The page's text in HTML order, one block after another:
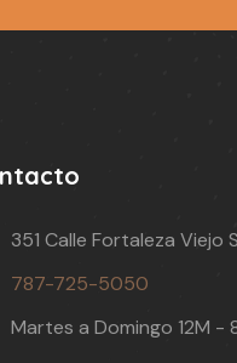
351 Calle Fortaleza Viejo
787-725-5050
Martes a Domingo 12M -